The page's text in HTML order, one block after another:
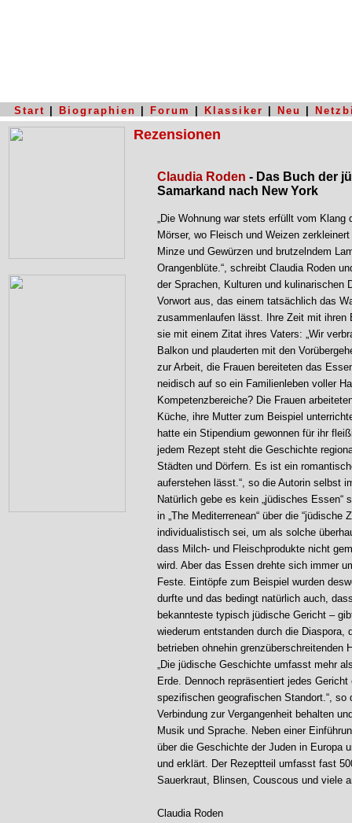
Start Biographien Forum Klassiker Neu
Rezensionen
Claudia Roden - Das Buch der
Samarkand nach New York
„Die Wohnung war stets erfüllt vom
Mörser, wo Fleisch und Weizen
Minze und Gewürzen und brutzelndem
Orangenblüte.“, schreibt Claudia Roden
der Sprachen, Kulturen und kulinarischen
Vorwort aus, das einem tatsächlich das
zusammenlaufen lässt. Ihre Zeit mit ihren
sie mit einem Zitat ihres Vaters: „Wir
Balkon und plauderten mit den
zur Arbeit, die Frauen bereiteten das
neidisch auf so ein Familienleben voller
Kompetenzbereiche? Die Frauen
Küche, ihre Mutter zum Beispiel
hatte ein Stipendium gewonnen für ihr
jedem Rezept steht die Geschichte
Städten und Dörfern. Es ist ein
auferstehen lässt.“, so die Autorin selbst
Natürlich gebe es kein „jüdisches
in „The Mediterrenean“ über die
individualistisch sei, um als solche
dass Milch- und Fleischprodukte nicht
wird. Aber das Essen drehte sich immer
Feste. Eintöpfe zum Beispiel wurden
durfte und das bedingt natürlich auch,
bekannteste typisch jüdische Gericht –
wiederum entstanden durch die Diaspora,
betrieben ohnehin
„Die jüdische Geschichte umfasst mehr
Erde. Dennoch repräsentiert jedes
spezifischen geografischen Standort.“,
Verbindung zur Vergangenheit behalten
Musik und Sprache. Neben einer
über die Geschichte der Juden in Europa
und erklärt. Der Rezeptteil umfasst fast
Sauerkraut, Blinsen, Couscous und viele
Claudia Roden